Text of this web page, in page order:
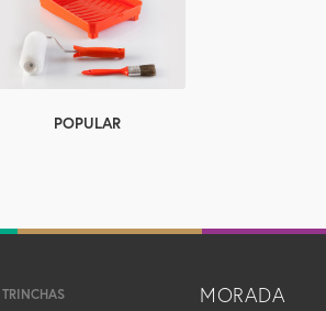
POPULAR
TRINCHAS
MORADA